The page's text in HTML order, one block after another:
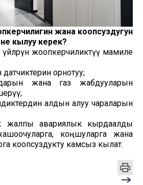
жана коопсуздугун
кылуу керек?
жоопкерчиликтүү мамиле
датчиктерин орнотуу;
жана газ жабдууларын
алдын алуу чараларын
жалпы авариялык кырдаалды
коңшуларга жана
коопсуздукту камсыз кылат.